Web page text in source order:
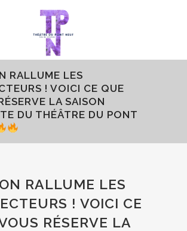
RALLUME LES
! VOICI CE QUE
LA SAISON
DU THÉÂTRE DU PONT
ON RALLUME LES
! VOICI CE
RÉSERVE LA